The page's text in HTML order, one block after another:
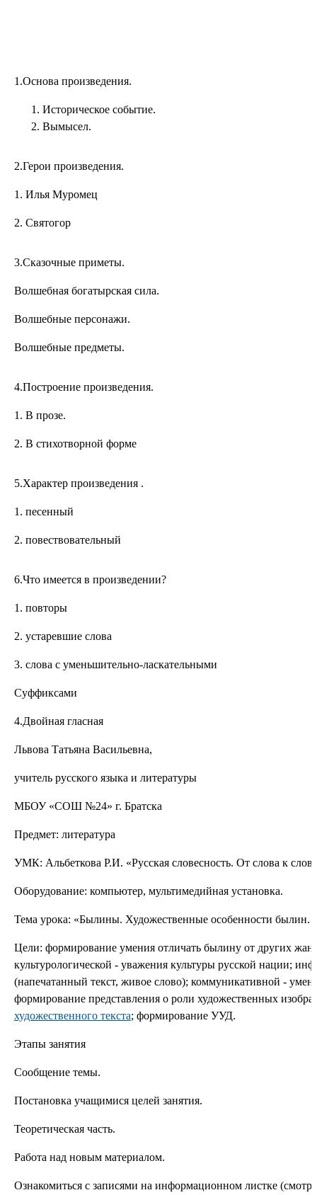
1.Основа произведения.
Историческое событие.
Вымысел.
2.Герои произведения.
1. Илья Муромец
2. Святогор
3.Сказочные приметы.
Волшебная богатырская сила.
Волшебные персонажи.
Волшебные предметы.
4.Построение произведения.
1. В прозе.
2. В стихотворной форме
5.Характер произведения .
1. песенный
2. повествовательный
6.Что имеется в произведении?
1. повторы
2. устаревшие слова
3. слова с уменьшительно-ласкательными
Суффиксами
4.Двойная гласная
Львова Татьяна Васильевна,
учитель русского языка и литературы
МБОУ «СОШ №24» г. Братска
Предмет: литература
УМК: Альбеткова Р.И. «Русская словесность. От слова к
Оборудование: компьютер, мультимедийная установка.
Тема урока: «Былины. Художественные особенности
Цели: формирование умения отличать былину от других
культурологической - уважения культуры русской нации;
(напечатанный текст, живое слово); коммуникативной -
формирование представления о роли художественных
художественного текста; формирование УУД.
Этапы занятия
Сообщение темы.
Постановка учащимися целей занятия.
Теоретическая часть.
Работа над новым материалом.
Ознакомиться с записями на информационном листке